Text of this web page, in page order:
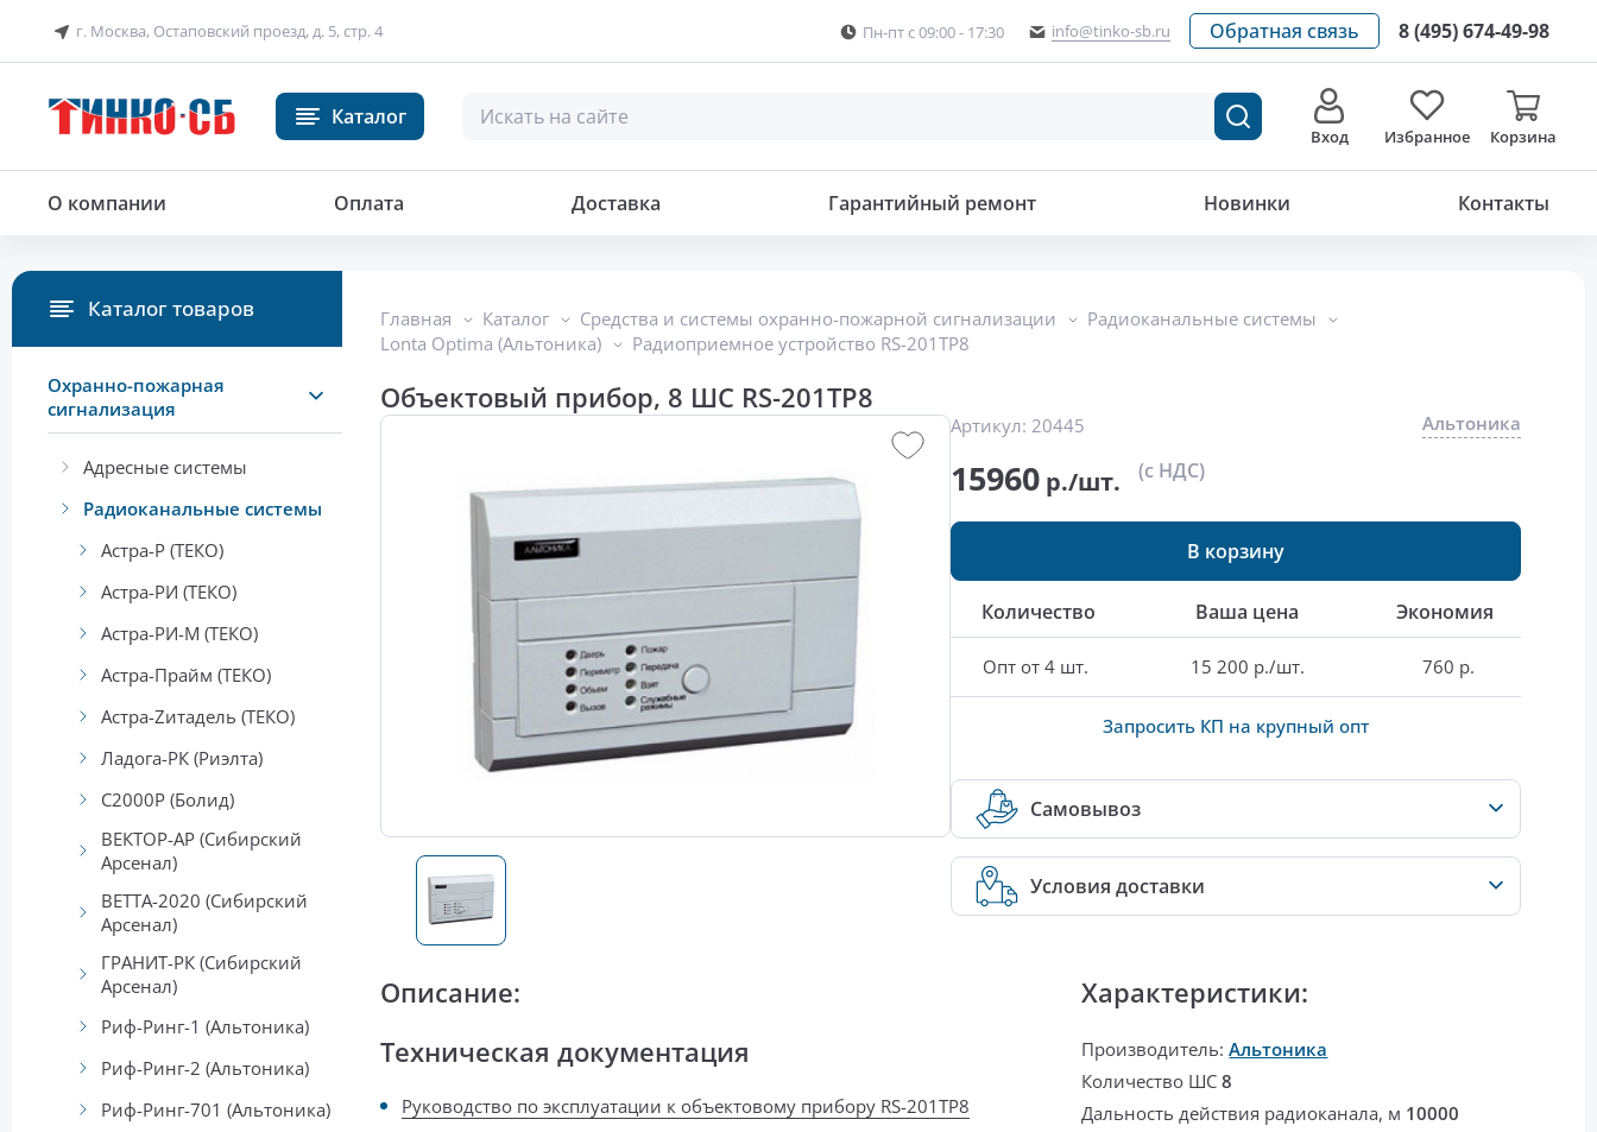
г. Москва, Остаповский проезд, д. 5, стр. 4 Пн-пт с 09:00 - 17:30 info@tinko-sb.ru Обратная связь 8 (495) 674-49-98
Каталог
Вход Избранное Корзина
О компании Оплата Доставка Гарантийный ремонт Новинки Контакты
Главная Каталог Средства и системы охранно-пожарной сигнализации
Радиоканальные системы
Lonta Optima (Альтоника)
Радиоприемное устройство RS-201TP8
Объектовый прибор, 8 ШС RS-201TP8
Артикул: 20445 Альтоника
15960 р./шт. (с НДС)
В корзину
Количество Ваша цена Экономия
Опт от 4 шт. 15 200 р./шт. 760 р.
Запросить КП на крупный опт
Самовывоз
Условия доставки
Характеристики:
Производитель:Альтоника
Количество ШС8
Дальность действия радиоканала, м 10000
Описание:
Техническая документация
Руководство по эксплуатации к объектовому прибору RS-201TP8
Каталог товаров
Охранно-пожарная
сигнализация
Адресные системы
Радиоканальные системы
Астра-Р (ТЕКО)
Астра-РИ (ТЕКО)
Астра-РИ-М (ТЕКО)
Астра-Прайм (ТЕКО)
Астра-Zитадель (ТЕКО)
Ладога-РК (Риэлта)
С2000Р (Болид)
ВЕКТОР-АР (Сибирский
Арсенал)
ВЕТТА-2020 (Сибирский
Арсенал)
ГРАНИТ-РК (Сибирский
Арсенал)
Риф-Ринг-1 (Альтоника)
Риф-Ринг-2 (Альтоника)
Риф-Ринг-701 (Альтоника)
15 960р./шт.